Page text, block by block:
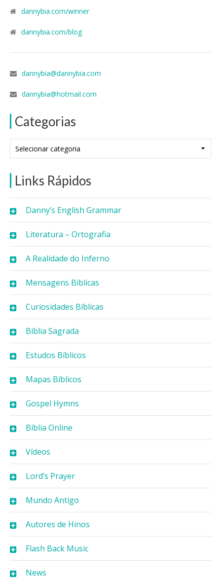
dannybia.com/winner
dannybia.com/blog
dannybia@dannybia.com
dannybia@hotmail.com
Categorias
Links Rápidos
Danny’s English Grammar
Literatura – Ortografia
A Realidade do Inferno
Mensagens Bíblicas
Curiosidades Bíblicas
Bíblia Sagrada
Estudos Bíblicos
Mapas Bíblicos
Gospel Hymns
Bíblia Online
Vídeos
Lord’s Prayer
Mundo Antigo
Autores de Hinos
Flash Back Music
News